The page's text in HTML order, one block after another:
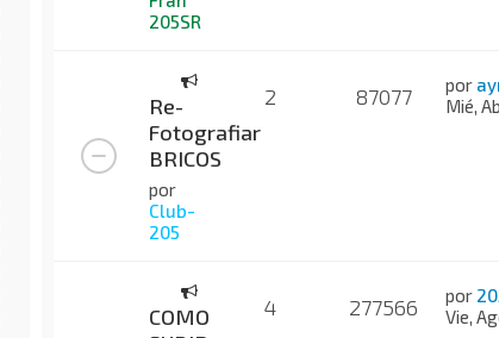
205SR
Re-
Fotografiar
BRICOS
por
Club-
205
2 87077 por
Mié,
COMO
4 277566 por
Vie,